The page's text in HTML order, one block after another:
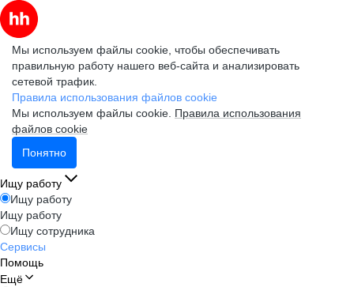
Мы используем файлы cookie, чтобы обеспечивать
правильную работу нашего веб-сайта и анализировать
сетевой трафик.
Правила использования файлов cookie
Мы используем файлы cookie. Правила использования
файлов cookie
Понятно
Ищу работу
Ищу работу
Ищу работу
Ищу сотрудника
Сервисы
Помощь
Ещё